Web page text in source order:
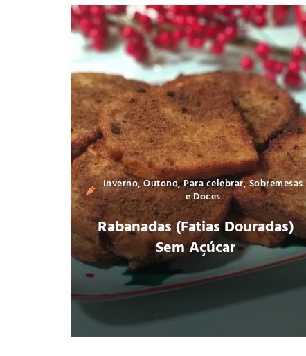
Inverno,Outono,Para celebrar,Sobremesas
e Doces
Rabanadas (Fatias Douradas)
Sem Açúcar